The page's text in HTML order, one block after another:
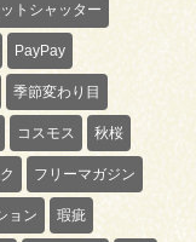
トシャッター
PayPay
季節変わり目
コスモス 秋桜
フリーマガジン
ョン 瑕疵